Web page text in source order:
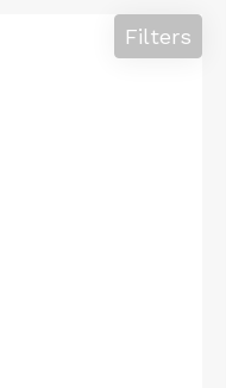
Filters